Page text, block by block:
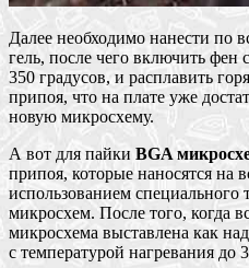
Далее необходимо нанести по
гель, после чего включить фен
350 градусов, и расплавить
припоя, что на плате уже
новую микросхему.
А вот для пайки BGA
припоя, которые наносятся на
использованием специального
микросхем. После того, когда
микросхема выставлена как
с температурой нагревания до